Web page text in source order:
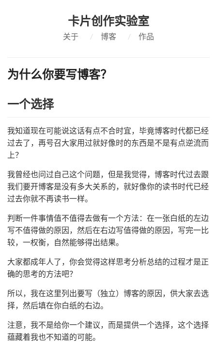
卡片创作实验室
关于 / 博客 / 作品
为什么你要写博客？
一个选择
我知道现在可能说这话有点不合时宜，毕竟博客时代都已经
过去了，再号召大家用过就好像时的东西是不是有点逆流而
上？
我曾经也问过自己这个问题，但是我觉得，博客时代过去跟
我们要开博客是没有多大关系的，就好像你的读书时代已经
过去你就不再读书一样。
判断一件事情值不值得去做有一个方法：在一张白纸的左边
写不值得做的原因，然后在右边写值得做的原因，写完一比
较，一权衡，自然能够得出结果。
大家都成年人了，你会觉得这样思考分析总结的过程才是正
确的思考的方法吧？
所以，我在这里列出要写（独立）博客的原因，供大家去选
择，然后填在你白纸的右边。
注意，我不是给你一个建议，而是提供一个选择，这个选择
蕴藏着我也不知道的可能。